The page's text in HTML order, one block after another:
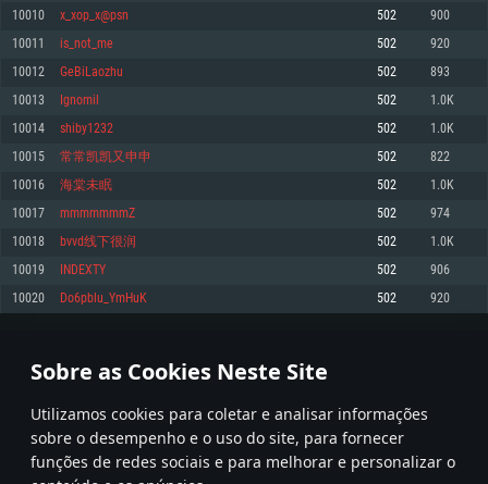
Sobre as Cookies Neste Site
Utilizamos cookies para coletar e analisar informações
sobre o desempenho e o uso do site, para fornecer
funções de redes sociais e para melhorar e personalizar o
Memória: 4GB
Placa Gráfica: Placa com DirectX 11: AMD Radeon 77XX / NVIDIA GeForce
GTX 660. Resolução mínima suportada: 720p
Network: Internet de banda larga.
Disco: 23,1 GB
Recomendado
superior, Radeon RX 570 ou superior
Disco: 75,9 GB
Memória: 6 GB
Placa Gráfica: Intel Iris Pro 5200 (Mac), equivalentes AMD/Nvidia para Mac.
Resolução mínima suportada: 720p com suporte Metal.
Network: Internet de banda larga.
Disco: 21,5 GB
Recomendado
Network: Internet de banda larga.
Memória: 4 GB
Placa Gráfica: NVIDIA 660 com os drivers mais recentes (não mais de 6
meses) / equivalentes AMD com os drivers mais recentes com suporte
Vulkan (não mais de 6 meses); Resolução mínima suportada: 720p.
Network: Internet de banda larga.
Disco: 21,5 GB
Recomendado
Sistema Operativo: Ubuntu 20.04 64bit
Processador: Intel Core i7
Memória: 16 GB
Placa Gráfica: NVIDIA 1060 com os drivers mais recentes (não mais de 6
meses) / equivalentes AMD (Radeon RX 570) com os drivers mais recentes
Network: Internet de banda larga.
10010 x_xop_x@psn 502 900
10011 is_not_me 502 920
10012 GeBiLaozhu 502 893
10013 Ignomil 502 1.0K
10014 shiby1232 502 1.0K
10015 常常凯凯又申申 502 822
10016 海棠未眠 502 1.0K
10017 mmmmmmmZ 502 974
10018 bvvd线下很润 502 1.0K
10019 INDEXTY 502 906
10020 Do6pblu_YmHuK 502 920